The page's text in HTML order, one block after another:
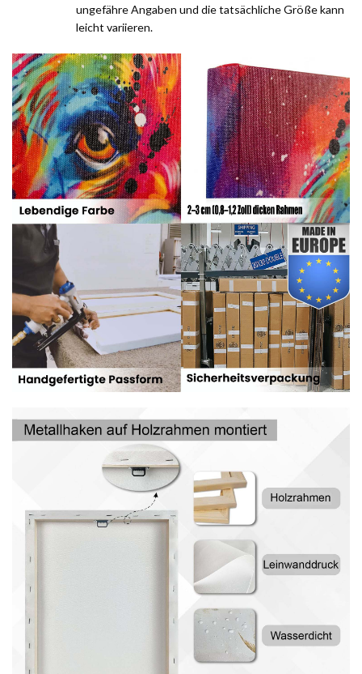
ungefähre Angaben und die tatsächliche Größe kann
leicht variieren.